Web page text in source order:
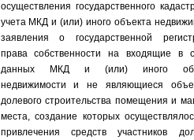
осуществления государственного
учета МКД и (или) иного объекта
заявления о государственной
права собственности на входящие в
данных МКД и (или) иного
недвижимости и не являющиеся
долевого строительства помещения и
места, создание которых
привлечения средств участников